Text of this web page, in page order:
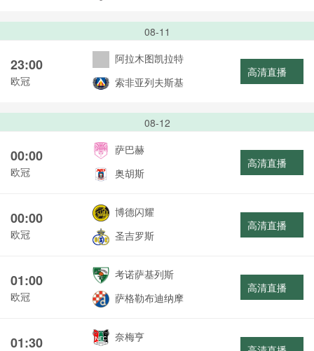
08-11
23:00
欧冠
阿拉木图凯拉特
索非亚列夫斯基
高清直播
08-12
00:00
欧冠
萨巴赫
奥胡斯
高清直播
00:00
欧冠
博德闪耀
圣吉罗斯
高清直播
01:00
欧冠
考诺萨基列斯
萨格勒布迪纳摩
高清直播
01:30
奈梅亨